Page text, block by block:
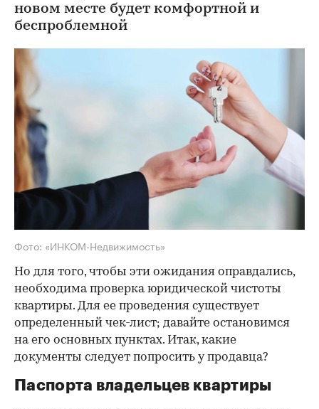
новом месте будет комфортной и
беспроблемной
Фото: «ИНКОМ-Недвижимость»
Но для того, чтобы эти ожидания оправдались,
необходима проверка юридической чистоты
квартиры. Для ее проведения существует
определенный чек-лист; давайте остановимся
на его основных пунктах. Итак, какие
документы следует попросить у продавца?
Паспорта владельцев квартиры